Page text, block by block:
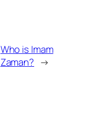
Who is Imam
Zaman? →